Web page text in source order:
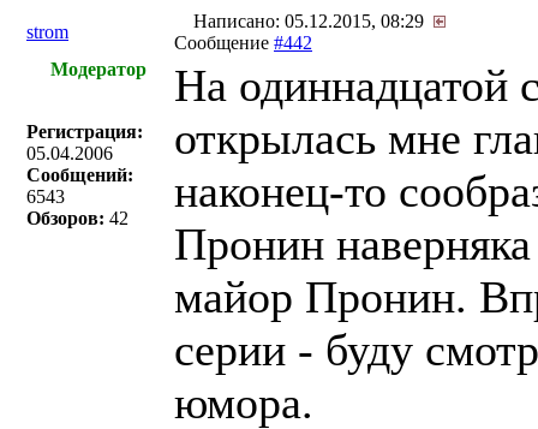
strom
Написано: 05.12.2015, 08:29
Сообщение #442
Модератор
Регистрация:
05.04.2006
Сообщений:
6543
Обзоров: 42
На одиннадцатой
открылась мне
наконец-то
Пронин
майор Пронин.
серии - буду
юмора.